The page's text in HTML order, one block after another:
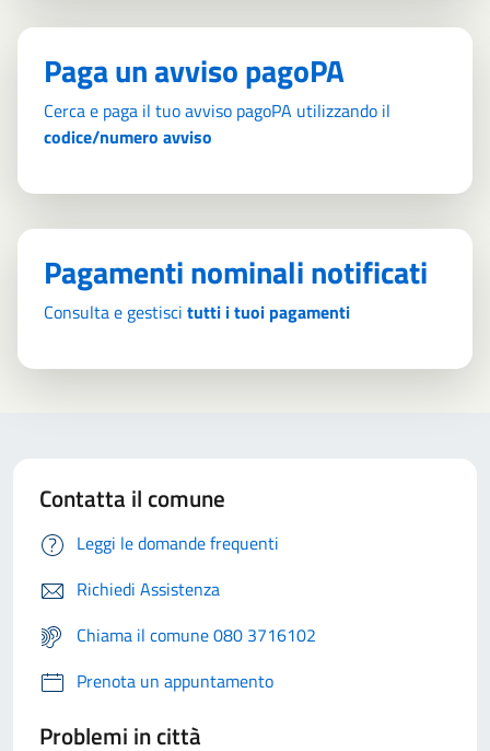
Paga un avviso pagoPA
Cerca e paga il tuo avviso pagoPA utilizzando il
codice/numero avviso
Pagamenti nominali notificati
Consulta e gestisci tutti i tuoi pagamenti
Contatta il comune
Leggi le domande frequenti
Richiedi Assistenza
Chiama il comune 080 3716102
Prenota un appuntamento
Problemi in città